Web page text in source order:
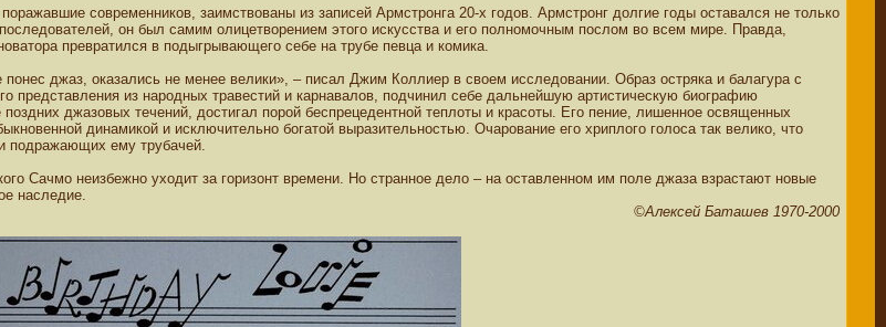
современников, заимствованы из записей Армстронга 20-х годов. Армстронг долгие годы оставался не только
он был самим олицетворением этого искусства и его полномочным послом во всем мире. Правда,
превратился в подыгрывающего себе на трубе певца и комика.
джаз, оказались не менее велики», – писал Джим Коллиер в своем исследовании. Образ остряка и балагура с
из народных травестий и карнавалов, подчинил себе дальнейшую артистическую биографию
джазовых течений, достигал порой беспрецедентной теплоты и красоты. Его пение, лишенное освященных
динамикой и исключительно богатой выразительностью. Очарование его хриплого голоса так велико, что
подражающих ему трубачей.
Сачмо неизбежно уходит за горизонт времени. Но странное дело – на оставленном им поле джаза взрастают новые
наследие.
©Алексей Баташев 1970-2000